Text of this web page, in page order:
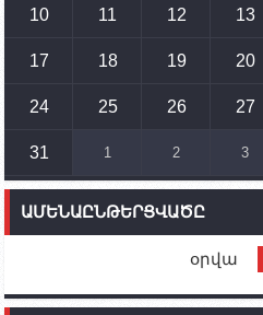
սպառնալիքները
պատգամավորը
14:54 02.10.2023
տեղակայված
ունեն. կիպրոսցի
Ֆրանսիայի ԱԳ
10 11 12 13
17 18 19 20
24 25 26 27
31 1 2 3
ԱՄԵՆԱԸՆԹԵՐՑՎԱԾԸ
օրվա